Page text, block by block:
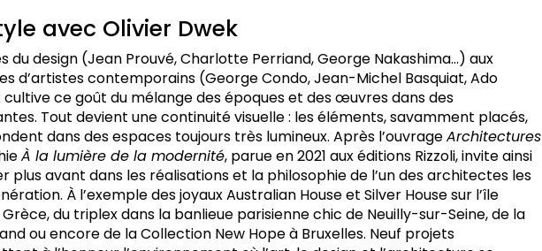
avec Olivier Dwek
du design (Jean Prouvé, Charlotte Perriand, George Nakashima…) aux
d’artistes contemporains (George Condo, Jean-Michel Basquiat, Ado
cultive ce goût du mélange des époques et des œuvres dans des
Tout devient une continuité visuelle : les éléments, savamment placés,
dans des espaces toujours très lumineux. Après l’ouvrageArchitectures
À la lumière de la modernité, parue en 2021 aux éditions Rizzoli, invite ainsi
plus avant dans les réalisations et la philosophie de l’un des architectes les
À l’exemple des joyaux Australian House et Silver House sur l’île
du triplex dans la banlieue parisienne chic de Neuilly-sur-Seine, de la
ou encore de la Collection New Hope à Bruxelles. Neuf projets